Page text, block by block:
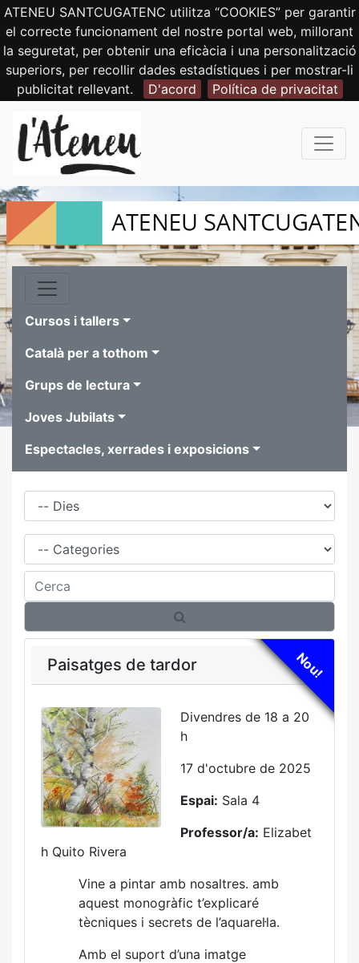
ATENEU SANTCUGATENC utilitza “COOKIES” per garantir
el correcte funcionament del nostre portal web, millorant
la seguretat, per obtenir una eficàcia i una personalització
superiors, per recollir dades estadístiques i per mostrar-li
publicitat rellevant.
D'acord Política de privacitat
Cursos i tallers
Català per a tothom
Grups de lectura
Joves Jubilats
Espectacles, xerrades i exposicions
Dies
Família
Cerca
Nou!
Paisatges de tardor
Divendres de 18 a 20
h
17 d'octubre de 2025
Espai: Sala 4
Professor/a: Elizabet
h Quito Rivera
Vine a pintar amb nosaltres. amb
aquest monogràfic t’explicaré
tècniques i secrets de l’aquarel·la.
Amb el suport d’una imatge